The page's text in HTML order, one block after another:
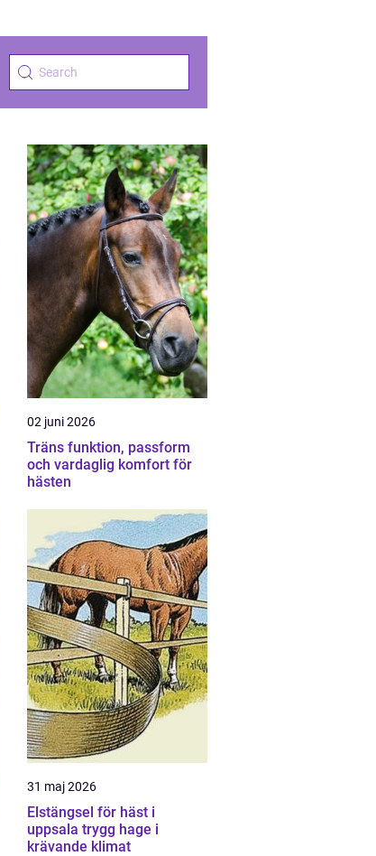
02 juni 2026
Träns funktion, passform
och vardaglig komfort för
hästen
31 maj 2026
Elstängsel för häst i
uppsala trygg hage i
krävande klimat